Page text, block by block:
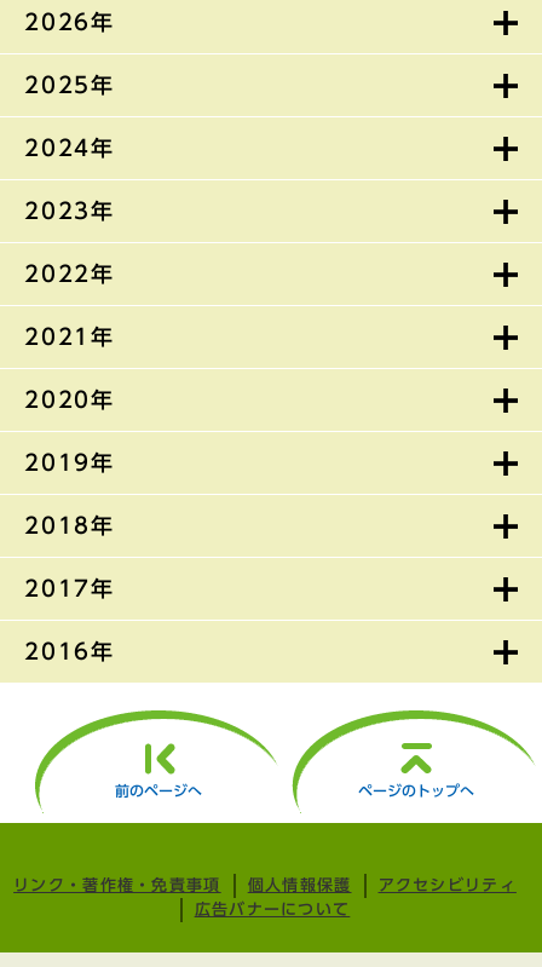
2026年
2025年
2024年
2023年
2022年
2021年
2020年
2019年
2018年
2017年
2016年
前のページへ ページのトップへ
リンク・著作権・免責事項 個人情報保護
アクセシビリティ
広告バナーについて